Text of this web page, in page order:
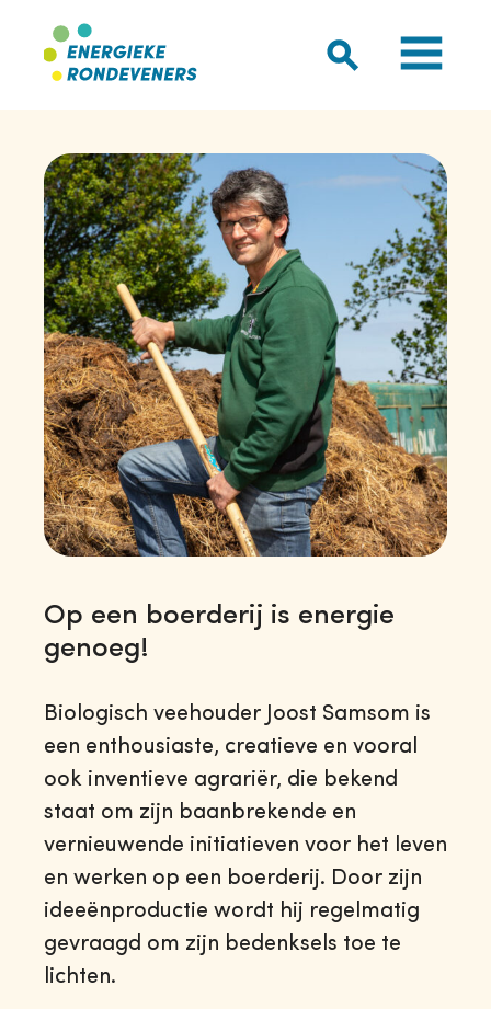
Op een boerderij is energie
genoeg!
Biologisch veehouder Joost Samsom is
een enthousiaste, creatieve en vooral
ook inventieve agrariër, die bekend
staat om zijn baanbrekende en
vernieuwende initiatieven voor het leven
en werken op een boerderij. Door zijn
ideeënproductie wordt hij regelmatig
gevraagd om zijn bedenksels toe te
lichten.